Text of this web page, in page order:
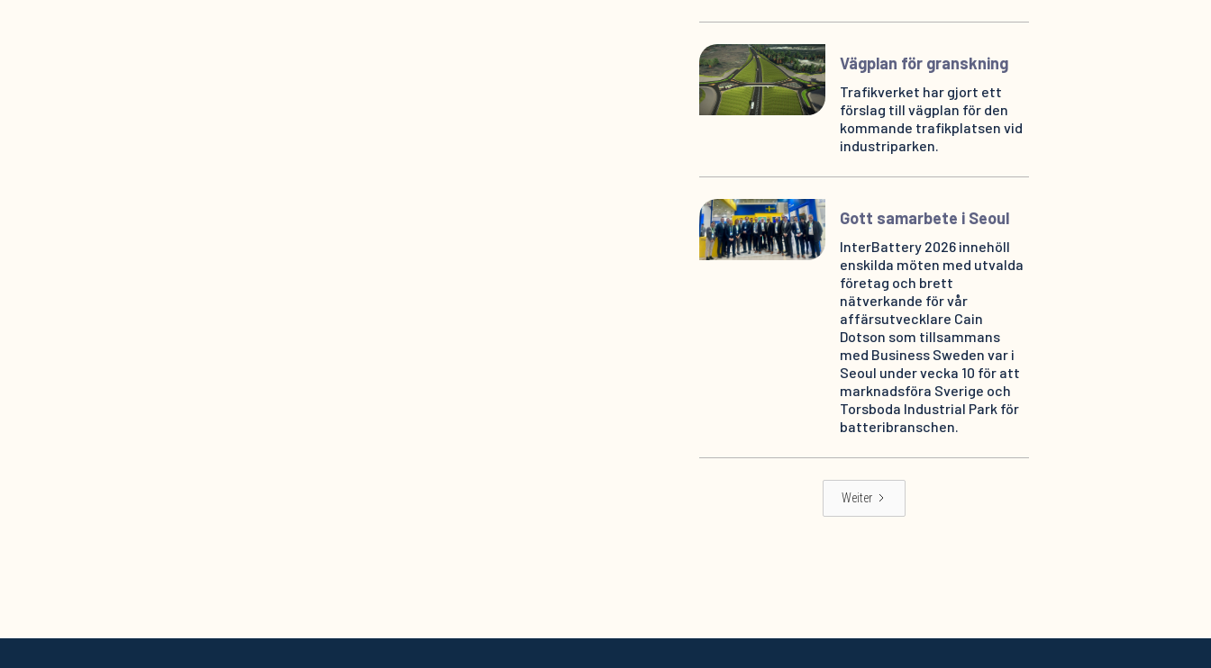
Vägplan för granskning
Trafikverket har gjort ett
förslag till vägplan för den
kommande trafikplatsen vid
industriparken.
Gott samarbete i Seoul
InterBattery 2026 innehöll
enskilda möten med utvalda
företag och brett
nätverkande för vår
affärsutvecklare Cain
Dotson som tillsammans
med Business Sweden var i
Seoul under vecka 10 för att
marknadsföra Sverige och
Torsboda Industrial Park för
batteribranschen.
Weiter